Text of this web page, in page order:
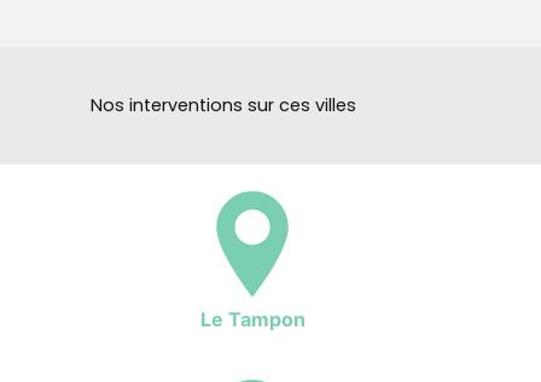
Nos interventions sur ces villes
Le Tampon